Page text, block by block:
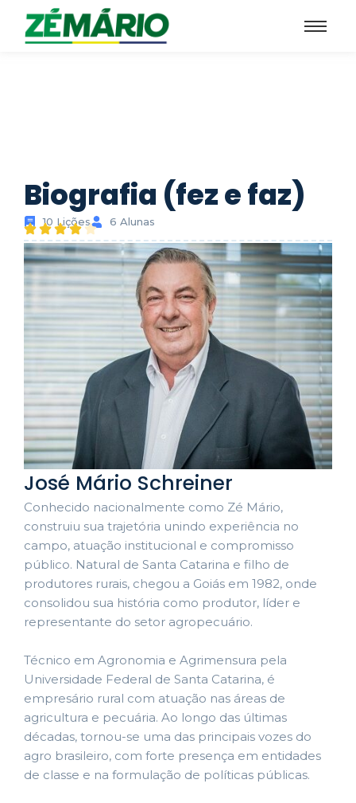
menu pegajoso
Biografia (fez e faz)
10 Lições 6 Alunas
José Mário Schreiner
Conhecido nacionalmente como Zé Mário,
construiu sua trajetória unindo experiência no
campo, atuação institucional e compromisso
público. Natural de Santa Catarina e filho de
produtores rurais, chegou a Goiás em 1982, onde
consolidou sua história como produtor, líder e
representante do setor agropecuário.
Técnico em Agronomia e Agrimensura pela
Universidade Federal de Santa Catarina, é
empresário rural com atuação nas áreas de
agricultura e pecuária. Ao longo das últimas
décadas, tornou-se uma das principais vozes do
agro brasileiro, com forte presença em entidades
de classe e na formulação de políticas públicas.